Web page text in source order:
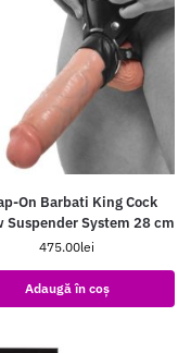
On Barbati King Cock
Suspender System 28 cm
475.00lei
Adaugă în coș